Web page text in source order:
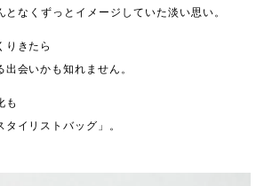
なくずっとイメージしていた淡い思い。
りきたら
会いかも知れません。
も
イリストバッグ」。